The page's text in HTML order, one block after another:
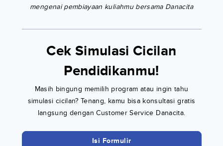
mengenai pembiayaan kuliahmu bersama Danacita
Cek Simulasi Cicilan
Pendidikanmu!
Masih bingung memilih program atau ingin tahu
simulasi cicilan? Tenang, kamu bisa konsultasi gratis
langsung dengan Customer Service Danacita.
Isi Formulir